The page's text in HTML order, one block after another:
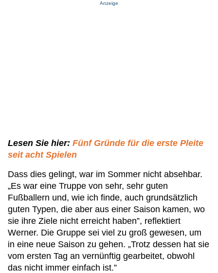
Anzeige
Lesen Sie hier: Fünf Gründe für die erste Pleite
seit acht Spielen
Dass dies gelingt, war im Sommer nicht absehbar.
„Es war eine Truppe von sehr, sehr guten
Fußballern und, wie ich finde, auch grundsätzlich
guten Typen, die aber aus einer Saison kamen, wo
sie ihre Ziele nicht erreicht haben”, reflektiert
Werner. Die Gruppe sei viel zu groß gewesen, um
in eine neue Saison zu gehen. „Trotz dessen hat sie
vom ersten Tag an vernünftig gearbeitet, obwohl
das nicht immer einfach ist.”